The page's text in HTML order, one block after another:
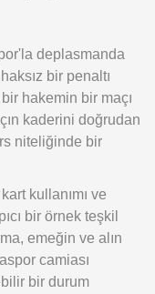
deplasmanda
bir penaltı
hakemin bir maçı
kaderini doğrudan
niteliğinde bir
kullanımı ve
bir örnek teşkil
emeğin ve alın
camiası
bir durum